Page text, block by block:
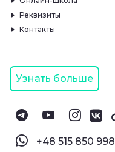
Реквизиты
Контакты
Узнать больше
‪+48 515 850 998‬